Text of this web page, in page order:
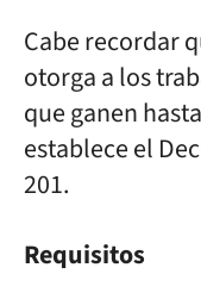
Cabe recordar
otorga a los
que ganen
establece el
201.
Requisitos